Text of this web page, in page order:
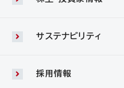
サステナビリティ
採用情報